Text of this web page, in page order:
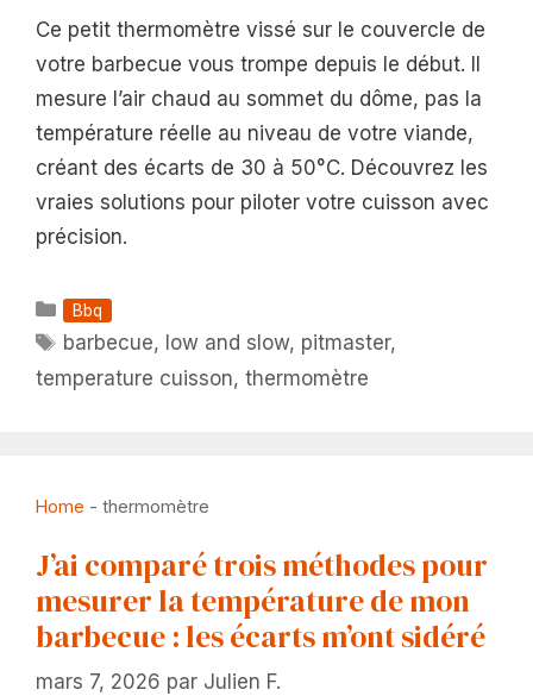
Ce petit thermomètre vissé sur le couvercle de
votre barbecue vous trompe depuis le début. Il
mesure l’air chaud au sommet du dôme, pas la
température réelle au niveau de votre viande,
créant des écarts de 30 à 50°C. Découvrez les
vraies solutions pour piloter votre cuisson avec
précision.
Catégories
Bbq
Étiquettes
barbecue, low and slow, pitmaster,
temperature cuisson, thermomètre
Home - thermomètre
J’ai comparé trois méthodes pour
mesurer la température de mon
barbecue : les écarts m’ont sidéré
mars 7, 2026 par Julien F.